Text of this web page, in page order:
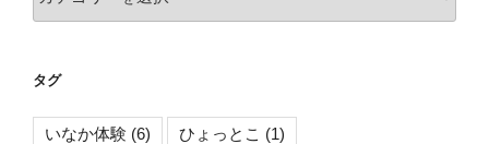
テ
タグ
いなか体験 (6) ひょっとこ (1)